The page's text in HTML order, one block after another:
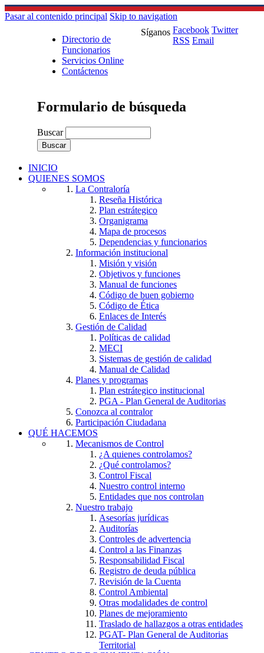
Pasar al contenido principal Skip to navigation
Directorio de
Funcionarios
Servicios Online
Contáctenos
Síganos Facebook Twitter
RSS Email
Formulario de búsqueda
Buscar
INICIO
QUIENES SOMOS
La Contraloría
Reseña Histórica
Plan estrátegico
Organigrama
Mapa de procesos
Dependencias y funcionarios
Información institucional
Misión y visión
Objetivos y funciones
Manual de funciones
Código de buen gobierno
Código de Ética
Enlaces de Interés
Gestión de Calidad
Políticas de calidad
MECI
Sistemas de gestión de calidad
Manual de Calidad
Planes y programas
Plan estrátegico institucional
PGA - Plan General de Auditorias
Conozca al contralor
Participación Ciudadana
QUÉ HACEMOS
Mecanismos de Control
¿A quienes controlamos?
¿Qué controlamos?
Control Fiscal
Nuestro control interno
Entidades que nos controlan
Nuestro trabajo
Asesorías jurídicas
Auditorías
Controles de advertencia
Control a las Finanzas
Responsabilidad Fiscal
Registro de deuda pública
Revisión de la Cuenta
Control Ambiental
Otras modalidades de control
Planes de mejoramiento
Traslado de hallazgos a otras entidades
PGAT- Plan General de Auditorias
Territorial